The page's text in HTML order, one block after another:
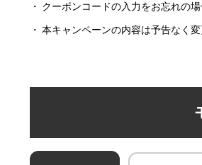
01
クーポンコードの入力をお忘れの
本キャンペーンの内容は予告なく